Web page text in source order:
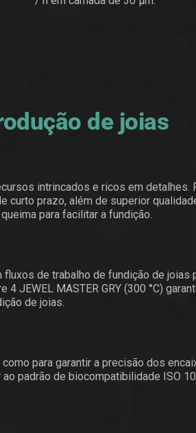
de joias
intrincados e ricos em
prazo, além de superior
para facilitar a fundição.
de trabalho de fundição de joias
JEWEL MASTER GRY (300 °C)
de joias.
para garantir a precisão dos
padrão de biocompatibilidade ISO